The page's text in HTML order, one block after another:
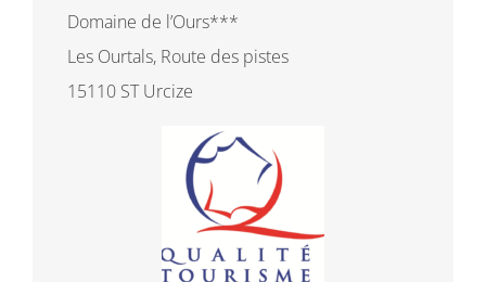
Domaine de l’Ours***
Les Ourtals, Route des pistes
15110 ST Urcize